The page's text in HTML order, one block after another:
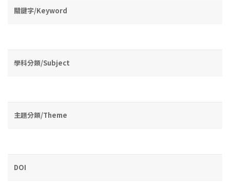
關鍵字/Keyword
學科分類/Subject
主題分類/Theme
DOI